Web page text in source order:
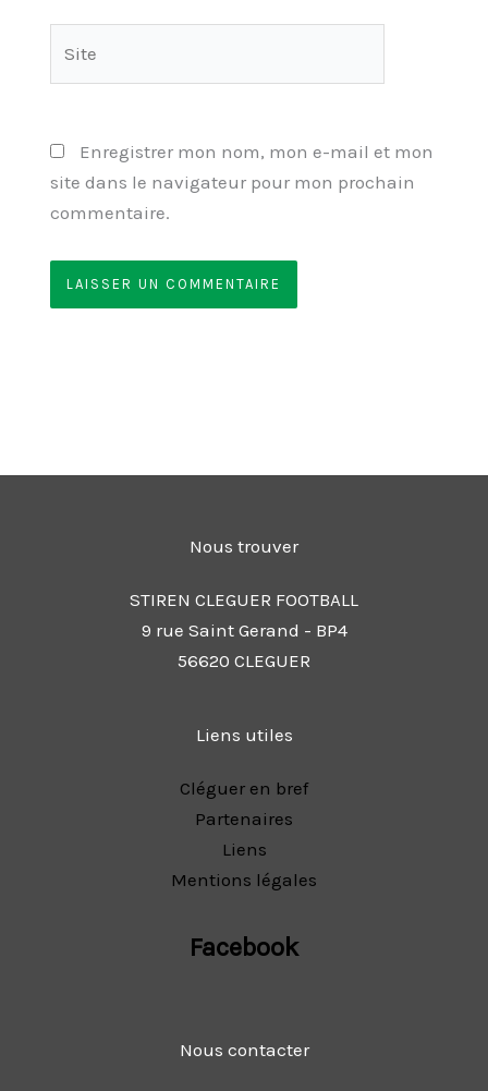
Enregistrer mon nom, mon e-mail et mon
site dans le navigateur pour mon prochain
commentaire.
Nous trouver
STIREN CLEGUER FOOTBALL
9 rue Saint Gerand - BP4
56620 CLEGUER
Liens utiles
Cléguer en bref
Partenaires
Liens
Mentions légales
Facebook
Nous contacter